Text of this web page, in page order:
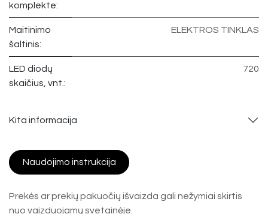
komplekte:
Maitinimo
šaltinis:
ELEKTROS TINKLAS
LED diodų
skaičius, vnt.:
720
Kita informacija
Naudojimo instrukcija
Prekės ar prekių pakuočių išvaizda gali nežymiai skirtis
nuo vaizduojamų svetainėje.